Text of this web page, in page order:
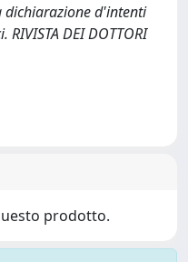
dichiarazione d'intenti
DEI DOTTORI
prodotto.